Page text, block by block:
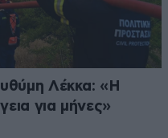
Λέκκα: «Η
για μήνες»